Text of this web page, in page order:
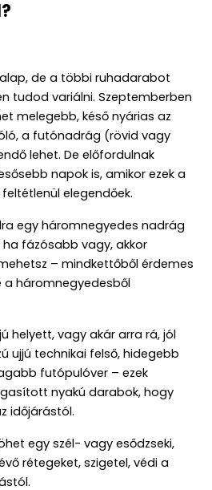
de a többi ruhadarabot
tudod variálni. Szeptemberben
melegebb, késő nyárias az
a futónadrág (rövid vagy
lehet. De előfordulnak
napok is, amikor ezek a
elegendőek.
egy háromnegyedes nadrág
fázósabb vagy, akkor
– mindkettőből érdemes
háromnegyedesből
helyett, vagy akár arra rá, jól
ujjú technikai felső, hidegebb
futópulóver – ezek
nyakú darabok, hogy
időjárástól.
egy szél- vagy esődzseki,
rétegeket, szigetel, védi a